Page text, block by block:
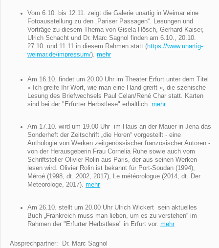
Vom 6.10. bis 12.11. zeigt die Galerie unartig in Weimar eine
Fotoausstellung zu den „Pariser Passagen“. Lesungen und
Vorträge zu diesem Thema von Gisela Hösch, Gerhard Kaiser,
Ulrich Schacht und Dr. Marc Sagnol finden am 6.10., 20.10.
27.10. und 11.11 in diesem Rahmen statt (https://www.unartig-
weimar.de/impressum/). mehr
Am 16.10. findet um 20.00 Uhr im Theater Erfurt unter dem Titel
« Ich greife Ihr Wort, wie man eine Hand greift », die szenische
Lesung des Briefwechsels Paul Celan/René Char statt. Karten
sind bei der "Erfurter Herbstlese" erhältlich. mehr
Am 17.10. wird um 19.00 Uhr im Haus an der Mauer in Jena das
Sonderheft der Zeitschrift „die Horen“ vorgestellt - eine
Anthologie von Werken zeitgenössischer französischer Autoren -
von der Herausgeberin Frau Cornelia Ruhe sowie auch vom
Schriftsteller Olivier Rolin aus Paris, der aus seinen Werken
lesen wird. Olivier Rolin ist bekannt für Port-Soudan (1994),
Méroé (1998, dt. 2002, 2017), Le météorologue (2014, dt. Der
Meteorologe, 2017). mehr
Am 26.10. stellt um 20.00 Uhr Ulrich Wickert sein aktuelles
Buch „Frankreich muss man lieben, um es zu verstehen“ im
Rahmen der "Erfurter Herbstlese" in Erfurt vor. mehr
Absprechpartner: Dr. Marc Sagnol